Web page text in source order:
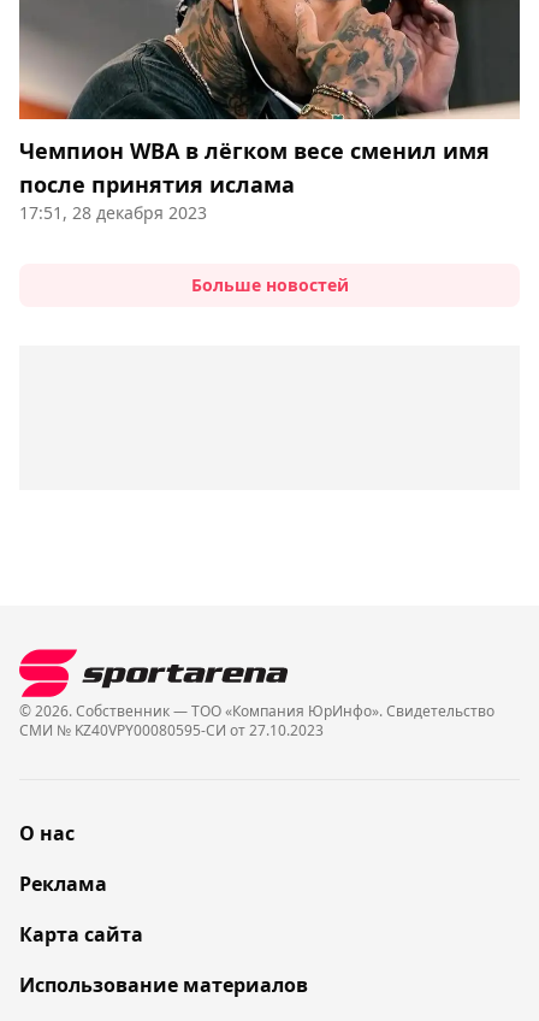
Чемпион WBA в лёгком весе сменил имя
после принятия ислама
17:51, 28 декабря 2023
Больше новостей
© 2026. Собственник — ТОО «Компания ЮрИнфо». Cвидетельство
СМИ № KZ40VPY00080595-СИ от 27.10.2023
О нас
Реклама
Карта сайта
Использование материалов